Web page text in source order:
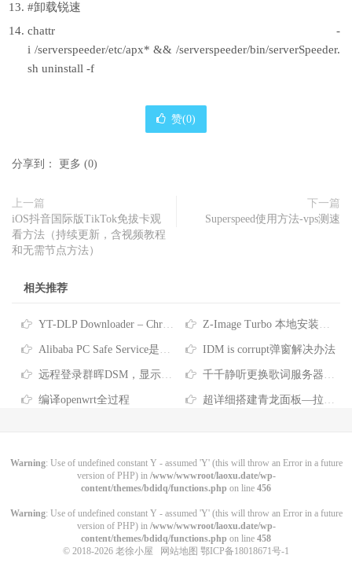
#卸载锐速
chattr -
i /serverspeeder/etc/apx* && /serverspeeder/bin/serverSpeeder.
sh uninstall -f
赞(0)
分享到： 更多 (0)
上一篇
iOS抖音国际版TikTok免拔卡观
看方法（持续更新，含视频教程
和无需节点方法）
下一篇
Superspeed使用方法-vps测速
相关推荐
YT-DLP Downloader – Chrome 扩展插件-原创 Z-Image Turbo 本地安装教程！最近非常火的文生图AI模型，支持反审查
Alibaba PC Safe Service是什么软件-彻底删除Alibaba PC Safe Service的方法 IDM is corrupt弹窗解决办法
远程登录群晖DSM，显示“您没有权限使用本项服务” 千千静听更换歌词服务器的方法
编译openwrt全过程 超详细搭建青龙面板—拉取京东脚本、任务筛选、京东脚本库分享
Warning: Use of undefined constant Y - assumed 'Y' (this will throw an Error in a future
version of PHP) in /www/wwwroot/laoxu.date/wp-
content/themes/bdidq/functions.php on line 456
Warning: Use of undefined constant Y - assumed 'Y' (this will throw an Error in a future
version of PHP) in /www/wwwroot/laoxu.date/wp-
content/themes/bdidq/functions.php on line 458
© 2018-2026 老徐小屋 网站地图 鄂ICP备18018671号-1